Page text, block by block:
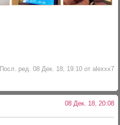
Посл. ред. 08 Дек. 18, 19:10 от alexxx7
08 Дек. 18, 20:08